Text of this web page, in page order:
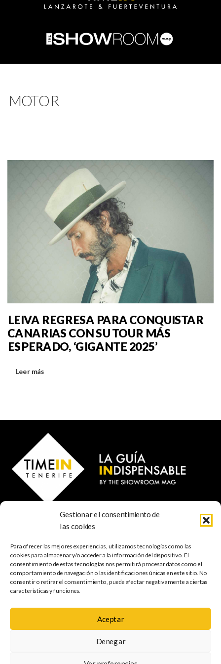
Gestionar el consentimiento de
las cookies
Para ofrecer las mejores experiencias, utilizamos tecnologías como las
cookies para almacenar y/o acceder a la información del dispositivo. El
consentimiento de estas tecnologías nos permitirá procesar datos como el
comportamiento de navegación o las identificaciones únicas en este sitio. No
consentir o retirar el consentimiento, puede afectar negativamente a ciertas
características y funciones.
Aceptar
Denegar
MOTOR
LEIVA REGRESA PARA CONQUISTAR
CANARIAS CON SU TOUR MÁS
ESPERADO, ‘GIGANTE 2025’
Leer más
© 2024 TIME IN TENERIFE - Rosti Family Group S.L.
38001 Santa Cruz de Tenerife (ES)
INDISPENSABLEARTE & CULTURAMÚSICAGASTRONOMÍA
NATURALEZAESCAPADASCOMPRASFOTOGRAFÍAGRATISINFANTIL
Política de
privacidad
Accesibilidad